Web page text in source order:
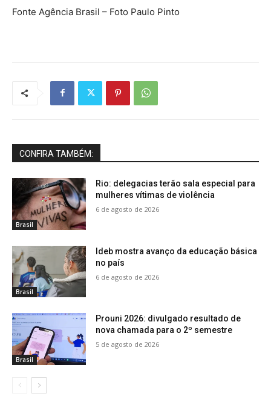
Fonte Agência Brasil – Foto Paulo Pinto
CONFIRA TAMBÉM:
Brasil
Rio: delegacias terão sala especial para
mulheres vítimas de violência
6 de agosto de 2026
Brasil
Ideb mostra avanço da educação básica
no país
6 de agosto de 2026
Brasil
Prouni 2026: divulgado resultado de
nova chamada para o 2º semestre
5 de agosto de 2026